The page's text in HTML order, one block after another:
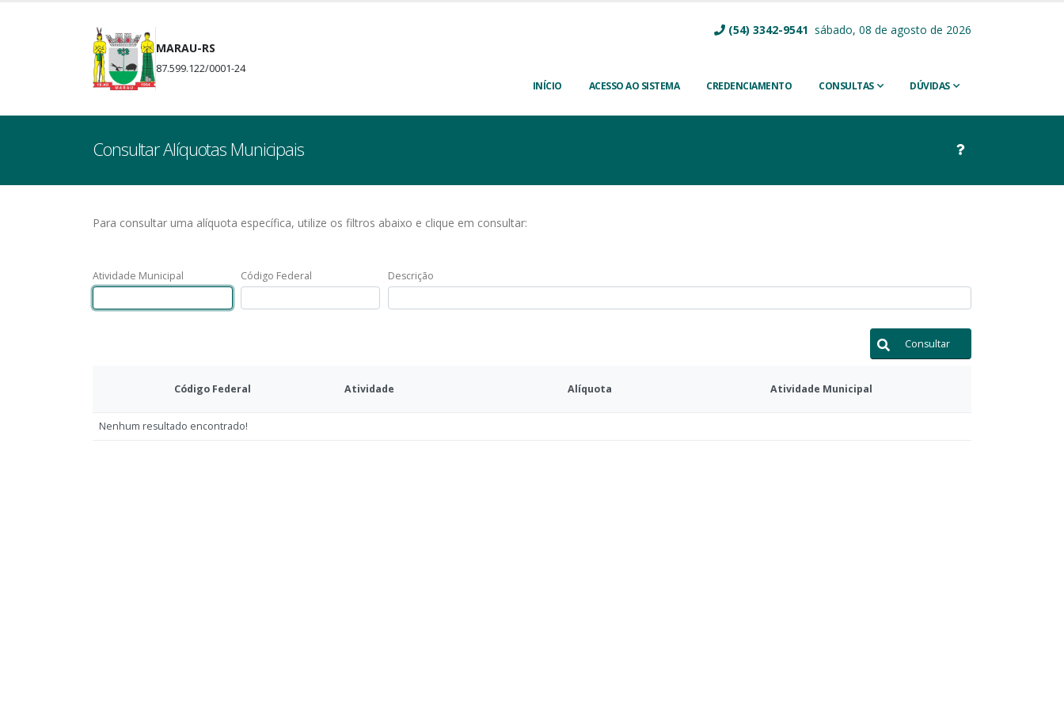
MARAU-RS
87.599.122/0001-24
(54) 3342-9541 sábado, 08 de agosto de 2026
INÍCIO ACESSO AO SISTEMA CREDENCIAMENTO CONSULTAS DÚVIDAS
Consultar Alíquotas Municipais
Para consultar uma alíquota específica, utilize os filtros abaixo e clique em consultar:
Atividade Municipal Código Federal Descrição
Consultar
Código Federal Atividade Alíquota Atividade Municipal
Nenhum resultado encontrado!